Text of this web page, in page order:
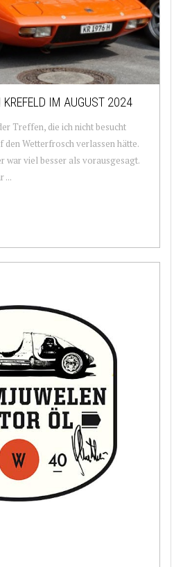
KREFELD IM AUGUST 2024
Treffen, die ich nicht besucht
den Wetterfrosch verlassen hätte.
war viel besser als vorausgesagt.
...